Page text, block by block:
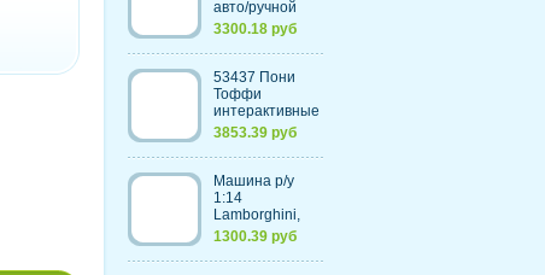
авто/ручной
контроль
скорости,
счетчик кругов
(220V) (Китай)
3300.18 руб
53437 Пони
Тоффи
интерактивные
(с морковкой и
3853.39 руб
Машина р/у
1:14
Lamborghini,
30,7х13,6х8,5см
1300.39 руб